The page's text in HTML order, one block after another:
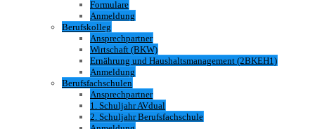
Formulare
Anmeldung
Berufskolleg
Ansprechpartner
Wirtschaft (BKW)
Ernährung und Haushaltsmanagement (2BKEH1)
Anmeldung
Berufsfachschulen
Ansprechpartner
1. Schuljahr AVdual
2. Schuljahr Berufsfachschule